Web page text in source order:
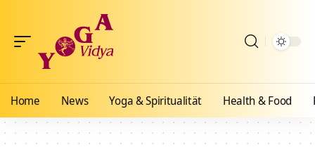
Home News Yoga & Spiritualität Health & Food